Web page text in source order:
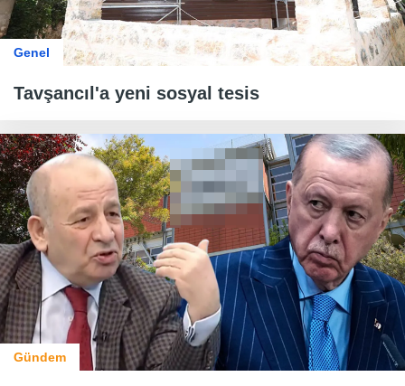
Genel
Tavşancıl'a yeni sosyal tesis
Gündem